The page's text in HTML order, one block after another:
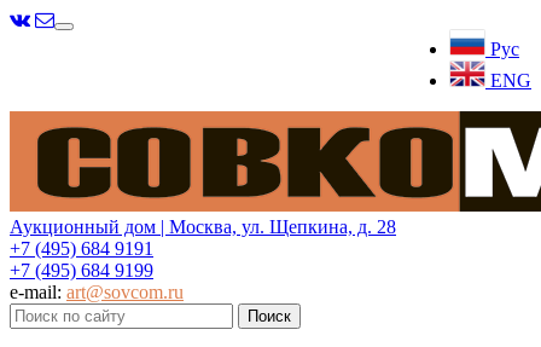
Рус
ENG
Меню
Аукционный дом | Москва, ул. Щепкина, д. 28
+7 (495) 684 9191
+7 (495) 684 9199
e-mail: art@sovcom.ru